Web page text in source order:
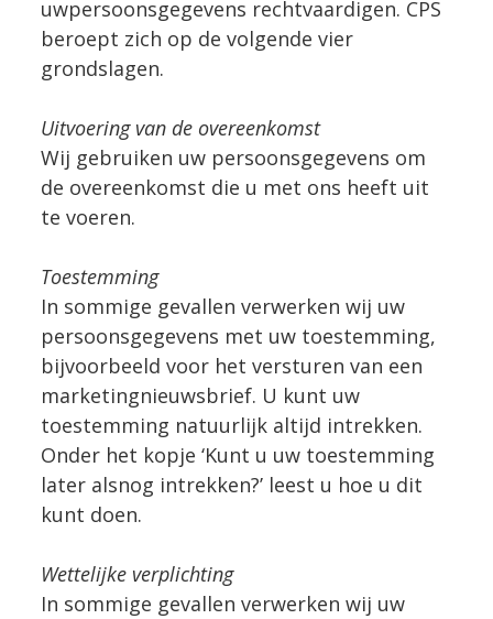
uwpersoonsgegevens rechtvaardigen. CPS
beroept zich op de volgende vier
grondslagen.
Uitvoering van de overeenkomst
Wij gebruiken uw persoonsgegevens om
de overeenkomst die u met ons heeft uit
te voeren.
Toestemming
In sommige gevallen verwerken wij uw
persoonsgegevens met uw toestemming,
bijvoorbeeld voor het versturen van een
marketingnieuwsbrief. U kunt uw
toestemming natuurlijk altijd intrekken.
Onder het kopje ‘Kunt u uw toestemming
later alsnog intrekken?’ leest u hoe u dit
kunt doen.
Wettelijke verplichting
In sommige gevallen verwerken wij uw